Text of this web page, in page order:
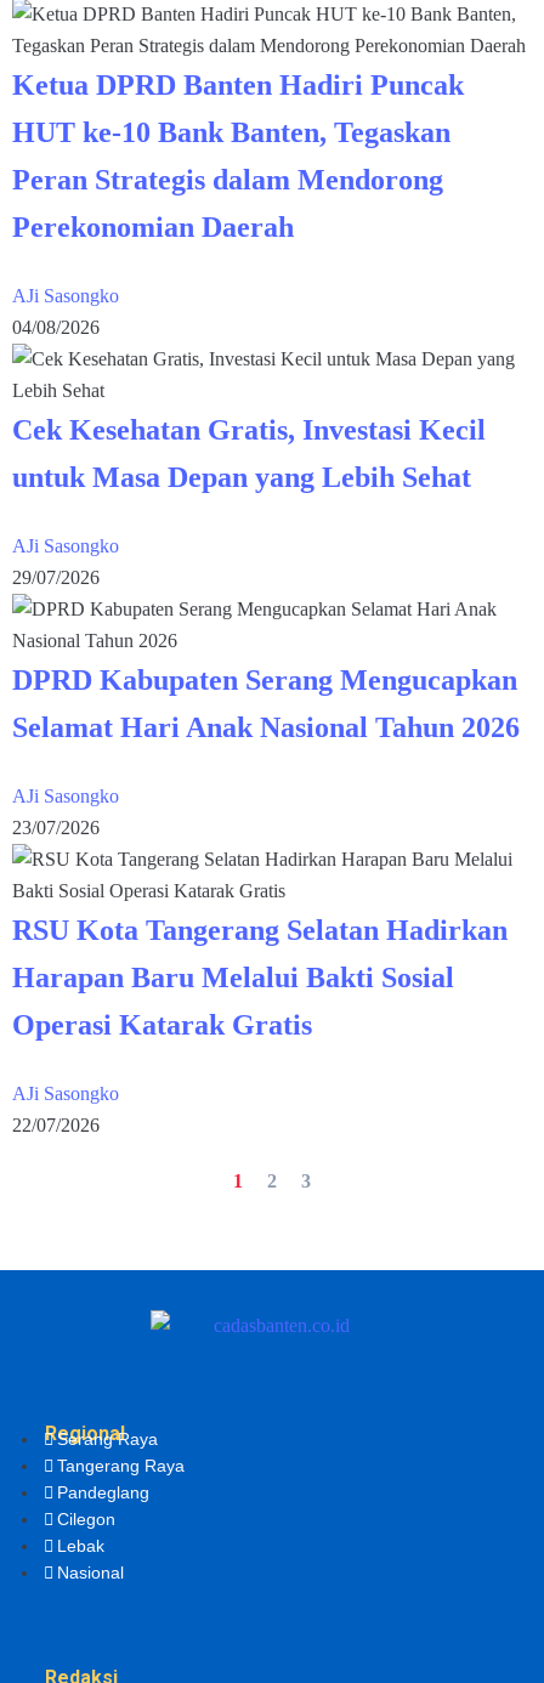
Ketua DPRD Banten Hadiri Puncak
HUT ke-10 Bank Banten, Tegaskan
Peran Strategis dalam Mendorong
Perekonomian Daerah
AJi Sasongko
04/08/2026
Cek Kesehatan Gratis, Investasi Kecil
untuk Masa Depan yang Lebih Sehat
AJi Sasongko
29/07/2026
DPRD Kabupaten Serang Mengucapkan
Selamat Hari Anak Nasional Tahun 2026
AJi Sasongko
23/07/2026
RSU Kota Tangerang Selatan Hadirkan
Harapan Baru Melalui Bakti Sosial
Operasi Katarak Gratis
AJi Sasongko
22/07/2026
1 2 3
Regional
Serang Raya
Tangerang Raya
Pandeglang
Cilegon
Lebak
Nasional
Redaksi